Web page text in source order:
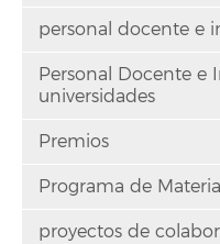
personal docente e
Personal Docente e
universidades
Premios
Programa de
proyectos de